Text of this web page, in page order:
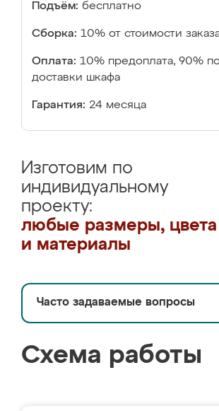
Подъём: бесплатно
Сборка: 10% от стоимости
Оплата: 10% предоплата, 90%
доставки шкафа
Гарантия: 24 месяца
Изготовим по
индивидуальному
проекту:
любые размеры, цвета
и материалы
Часто задаваемые вопросы
Схема работы